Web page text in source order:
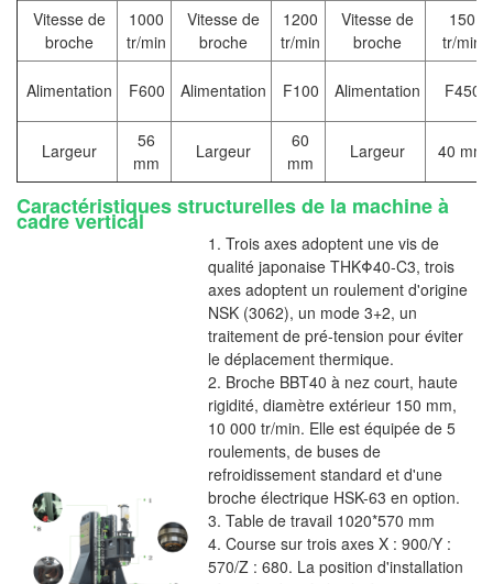
Vitesse de
broche
1000
tr/min
Vitesse de
broche
1200
tr/min
Vitesse de
broche
150
tr/min
Alimentation F600 Alimentation F100 Alimentation F450
Largeur
56
mm
Largeur
60
mm
Largeur 40 mm
Caractéristiques structurelles de la machine à
cadre vertical
1. Trois axes adoptent une vis de
qualité japonaise THKΦ40-C3, trois
axes adoptent un roulement d'origine
NSK (3062), un mode 3+2, un
traitement de pré-tension pour éviter
le déplacement thermique.
2. Broche BBT40 à nez court, haute
rigidité, diamètre extérieur 150 mm,
10 000 tr/min. Elle est équipée de 5
roulements, de buses de
refroidissement standard et d'une
broche électrique HSK-63 en option.
3. Table de travail 1020*570 mm
4. Course sur trois axes X : 900/Y :
570/Z : 680. La position d'installation